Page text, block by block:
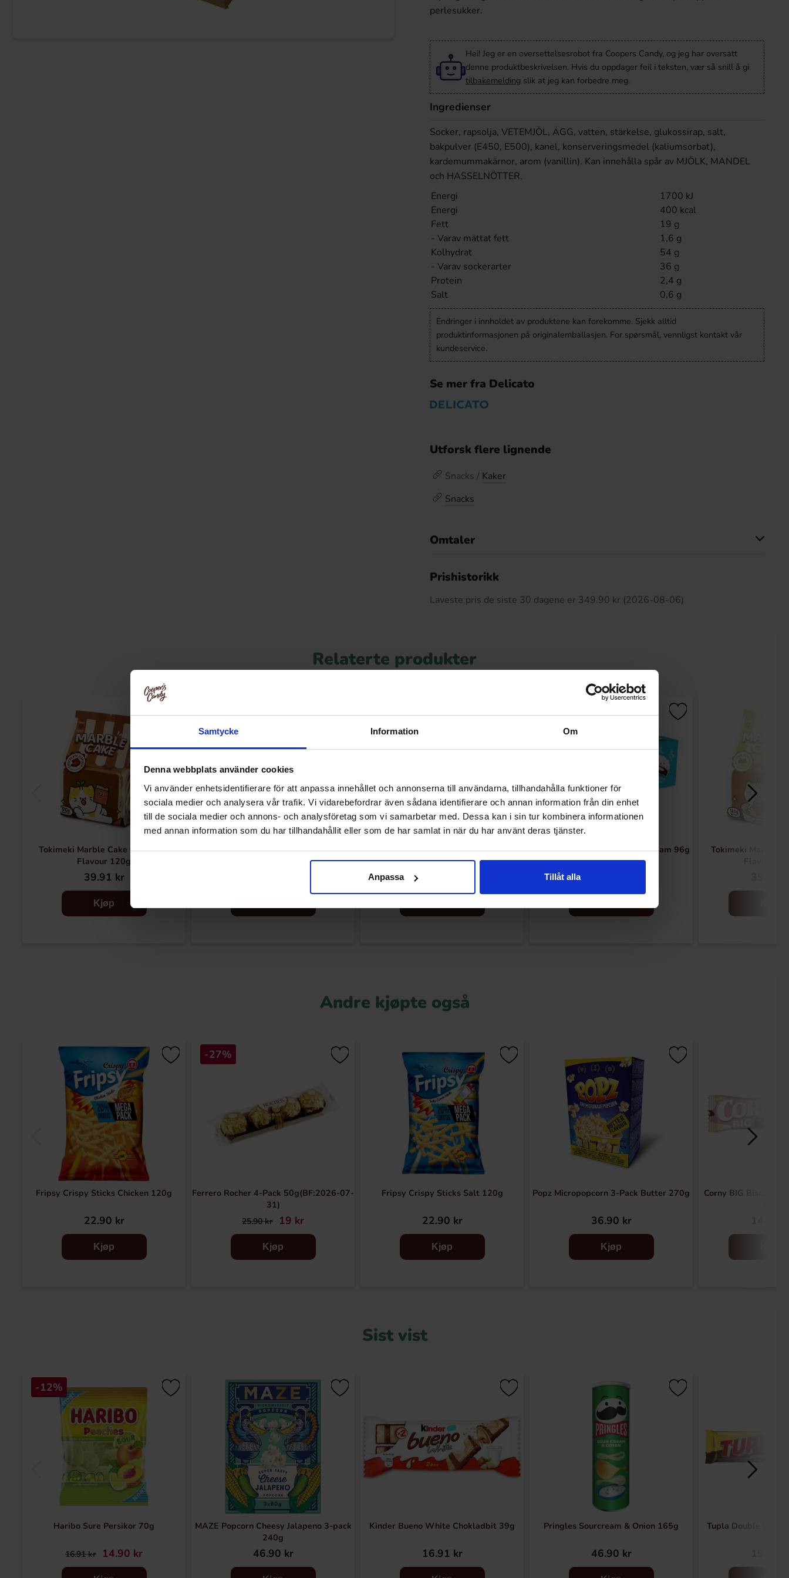
Samtycke Information Om
Denna webbplats använder cookies
Vi använder enhetsidentifierare för att anpassa innehållet och annonserna till användarna, tillhandahålla funktioner för
sociala medier och analysera vår trafik. Vi vidarebefordrar även sådana identifierare och annan information från din enhet
till de sociala medier och annons- och analysföretag som vi samarbetar med. Dessa kan i sin tur kombinera informationen
med annan information som du har tillhandahållit eller som de har samlat in när du har använt deras tjänster.
Anpassa Tillåt alla
perlesukker.
Hei! Jeg er en oversettelsesrobot fra Coopers Candy, og jeg har oversatt
denne produktbeskrivelsen. Hvis du oppdager feil i teksten, vær så snill å gi
tilbakemelding slik at jeg kan forbedre meg.
Ingredienser
Socker, rapsolja, VETEMJÖL, ÄGG, vatten, stärkelse, glukossirap, salt,
bakpulver (E450, E500), kanel, konserveringsmedel (kaliumsorbat),
kardemummakärnor, arom (vanillin). Kan innehålla spår av MJÖLK, MANDEL
och HASSELNÖTTER.
Energi
1700 kJ
Energi
400 kcal
Fett
19 g
- Varav mättat fett
1,6 g
Kolhydrat
54 g
- Varav sockerarter
36 g
Protein
2,4 g
Salt
0,6 g
Endringer i innholdet av produktene kan forekomme. Sjekk alltid
produktinformasjonen på originalemballasjen. For spørsmål, vennligst kontakt vår
kundeservice.
Se mer fra Delicato
Utforsk flere lignende
Snacks / Kaker
Snacks
Omtaler
Prishistorikk
Laveste pris de siste 30 dagene er 349.90 kr (2026-08-06)
Relaterte produkter
Tokimeki Marble Cake Chocolate
Flavour 120g
39.91 kr
Kjøp
American Bakery Cookies & Cream Red
Tokimeki Marble Cake Taro Flavour
120g
American Bakery Cookies & Cream 96g
Tokimeki Marble
Flavour
Andre kjøpte også
Fripsy Crispy Sticks Chicken 120g
22.90 kr
Kjøp
-27%
Ferrero Rocher 4-Pack 50g(BF:2026-07-
31)
25.90 kr 19 kr
Kjøp
Fripsy Crispy Sticks Salt 120g
22.90 kr
Kjøp
Popz Micropopcorn 3-Pack Butter 270g
36.90 kr
Kjøp
Corny BIG Biscuit &
Sist vist
-12%
Haribo Sure Persikor 70g
16.91 kr 14.90 kr
MAZE Popcorn Cheesy Jalapeno 3-pack
240g
46.90 kr
Kinder Bueno White Chokladbit 39g
16.91 kr
Pringles Sourcream & Onion 165g
46.90 kr
Tupla Double Layer